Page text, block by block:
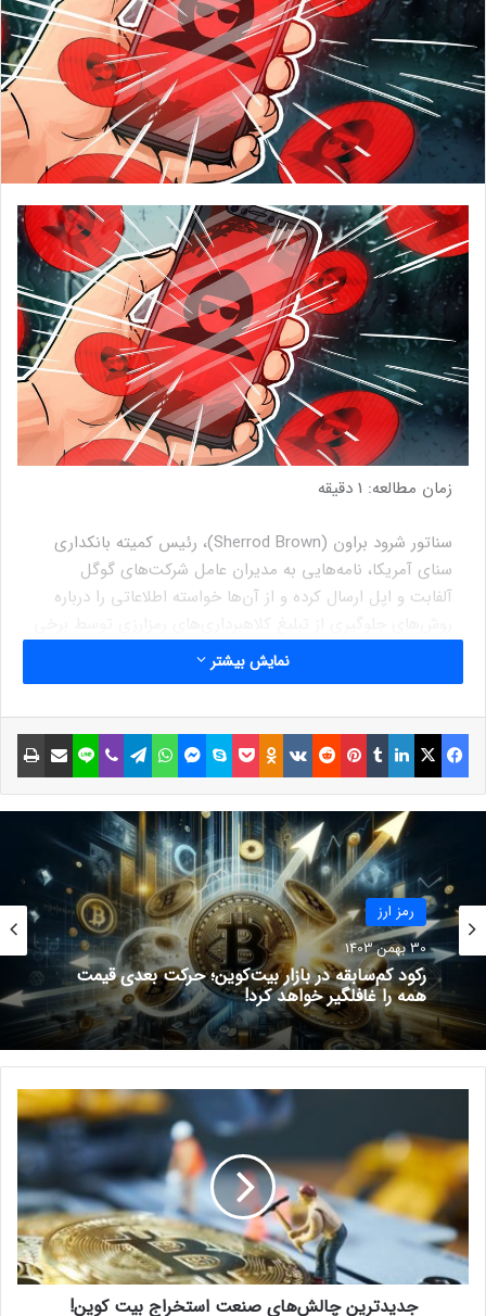
زمان مطالعه: 1 دقیقه
سناتور شرود براون (Sherrod Brown)، رئیس کمیته بانکداری
سنای آمریکا، نامه‌هایی به مدیران عامل شرکت‌های گوگل
آلفابت و اپل ارسال کرده و از آن‌ها خواسته اطلاعاتی را درباره
براون می‌گوید:
جنایتکاران سایبری لوگو، نام و سایر
اطلاعات شناسایی شرکت‌های رمزارزی
را دزدیده‌ و سپس، اپلیکیشن‌های
تلفن همراه جعلی را ایجاد می‌کنند تا
سرمایه‌گذاران ناآگاه تصور کنند با یک
شرکت رمزارزی قانونی سروکار دارند.
پس در حالی که شرکت‌های رمزارزی
باید اقدامات لازم را برای جلوگیری از
فعالیت‌های کلاهبرداری انجام دهند، به
همین ترتیب ضروری است که
فروشگاه‌های اپلیکیشن (مانند اپ
استور و گوگل پلی) نیز تضمین‌های
مناسبی برای جلوگیری از فعالیت‌
برنامه‌های جعلی تلفن همراه داشته
نمایش بیشتر
فیسبوک ایکس لینکداین تامبلر پینتریست Reddit
VKontakte
Odnoklassniki پاکت اسکایپ مسنجر واتس آپ تلگرام وایبر لاین اشتراک گذاری با ایمیل
رمز ارز
30 بهمن 1403
رکود کم‌سابقه در بازار بیت‌کوین؛ حرکت بعدی قیمت
همه را غافلگیر خواهد کرد!
ی
د
ت
ر
ی
ن
چ
جدیدترین چالش‌های صنعت استخراج بیت کوین!